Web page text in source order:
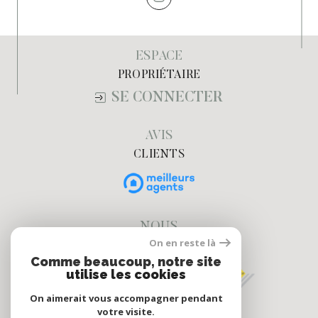
ESPACE
PROPRIÉTAIRE
SE CONNECTER
AVIS
CLIENTS
NOUS
ADHÉRONS
On en reste là
Comme beaucoup, notre site
utilise les cookies
On aimerait vous accompagner pendant
votre visite.